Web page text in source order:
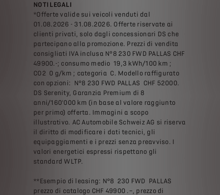
NOTI LEGALI
*Offerte valide sui veicoli venduti dal
01.08.2026 - 31.08.2026. Offerte riservate ai
clienti privati, solo dagli concessionari DS che
partecipano alla promozione. Prezzi di vendita
consigliati IVA inclusa N°8 230 FWD PALLAS CHF
49900.-; consumo medio 19,3 kWh/100 km ;
CO2 0 g/km ; categoria C. Modello raffigurato
con opzioni: N°8 230 FWD PALLAS CHF 52000.
DS Serenity, Garanzia Premium di 8
anni/160'000 km (in base al valore raggiunto
per primo) offerta. Immagini a scopo
illustrativo. AC Automobile Schweiz AG si riserva
il diritto di modificare i dati tecnici, gli
equipaggiamenti e i prezzi senza preavviso. I
valori energetici espressi rispettano gli
standard WLTP.
**Esempio di leasing: N°8 230 FWD PALLAS
prezzo di catalogo CHF 49900 .–, prezzo di